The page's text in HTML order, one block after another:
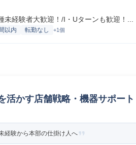
経験者大歓迎！/I・Uターンも歓迎！...
以内 転勤なし +1個
活かす店舗戦略・機器サポート
経験から本部の仕掛け人へ